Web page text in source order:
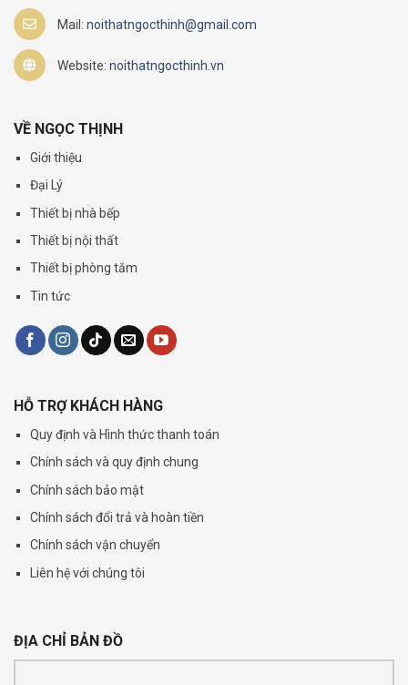
Mail: noithatngocthinh@gmail.com
Website: noithatngocthinh.vn
VỀ NGỌC THỊNH
Giới thiệu
Đại Lý
Thiết bị nhà bếp
Thiết bị nội thất
Thiết bị phòng tắm
Tin tức
HỖ TRỢ KHÁCH HÀNG
Quy định và Hình thức thanh toán
Chính sách và quy định chung
Chính sách bảo mật
Chính sách đổi trả và hoàn tiền
Chính sách vận chuyển
Liên hệ với chúng tôi
ĐỊA CHỈ BẢN ĐỒ